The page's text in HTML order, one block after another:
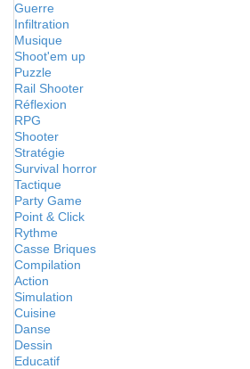
Guerre
Infiltration
Musique
Shoot'em up
Puzzle
Rail Shooter
Réflexion
RPG
Shooter
Stratégie
Survival horror
Tactique
Party Game
Point & Click
Rythme
Casse Briques
Compilation
Action
Simulation
Cuisine
Danse
Dessin
Educatif